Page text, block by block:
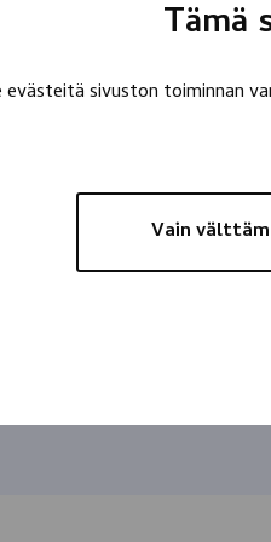
Tämä
sivuston toiminnan
Vain